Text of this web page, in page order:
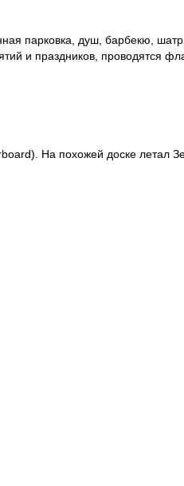
парковка, душ, барбекю,
и праздников, проводятся
На похожей доске летал